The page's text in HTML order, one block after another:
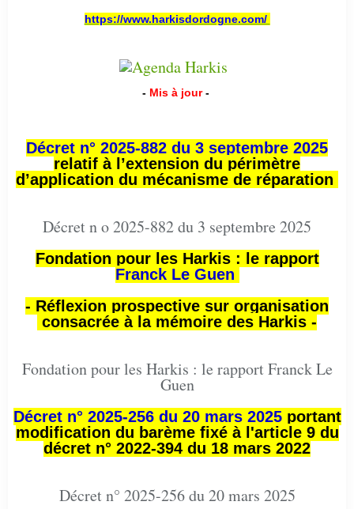
https://www.harkisdordogne.com/
- Mis à jour -
Décret n° 2025-882 du 3 septembre 2025
relatif à l’extension du périmètre
d’application du mécanisme de réparation
Décret n o 2025-882 du 3 septembre 2025
Fondation pour les Harkis : le rapport
Franck Le Guen
- Réflexion prospective sur organisation
consacrée à la mémoire des Harkis -
Fondation pour les Harkis : le rapport Franck Le
Guen
Décret n° 2025-256 du 20 mars 2025portant
modification du barème fixé à l'article 9 du
décret n° 2022-394 du 18 mars 2022
Décret n° 2025-256 du 20 mars 2025